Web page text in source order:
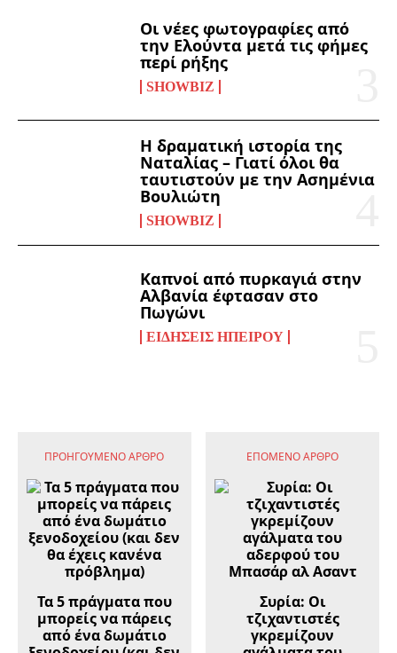
Οι νέες φωτογραφίες από
την Ελούντα μετά τις φήμες
περί ρήξης
SHOWBIZ
Η δραματική ιστορία της
Ναταλίας – Γιατί όλοι θα
ταυτιστούν με την Ασημένια
Βουλιώτη
SHOWBIZ
Καπνοί από πυρκαγιά στην
Αλβανία έφτασαν στο
Πωγώνι
ΕΙΔΉΣΕΙΣ ΗΠΕΊΡΟΥ
ΠΡΟΗΓΟΎΜΕΝΟ ΆΡΘΡΟ
Τα 5 πράγματα που
μπορείς να πάρεις
από ένα δωμάτιο
ΕΠΌΜΕΝΟ ΆΡΘΡΟ
Συρία: Οι
τζιχαντιστές
γκρεμίζουν